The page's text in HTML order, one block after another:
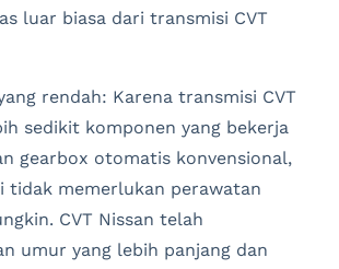
luar biasa dari transmisi CVT
rendah: Karena transmisi CVT
sedikit komponen yang bekerja
gearbox otomatis konvensional,
tidak memerlukan perawatan
CVT Nissan telah
umur yang lebih panjang dan